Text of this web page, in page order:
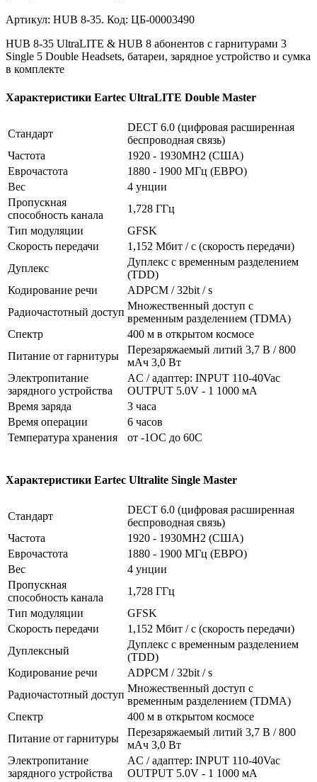
Артикул: HUB 8-35. Код: ЦБ-00003490
HUB 8-35 UltraLITE & HUB 8 абонентов с гарнитурами 3
Single 5 Double Headsets, батареи, зарядное устройство и сумка
в комплекте
Характеристики Eartec UltraLITE Double Master
Стандарт
DECT 6.0 (цифровая расширенная
беспроводная связь)
Частота
1920 - 1930MH2 (США)
Еврочастота
1880 - 1900 МГц (ЕВРО)
Вес
4 унции
Пропускная
способность канала
1,728 ГГц
Тип модуляции
GFSK
Скорость передачи
1,152 Мбит / с (скорость передачи)
Дуплекс
Дуплекс с временным разделением
(TDD)
Кодирование речи
ADPCM / 32bit / s
Радиочастотный доступ
Множественный доступ с
временным разделением (TDMA)
Спектр
400 м в открытом космосе
Питание от гарнитуры
Перезаряжаемый литий 3,7 В / 800
мАч 3,0 Вт
Электропитание
зарядного устройства
AC / адаптер: INPUT 110-40Vac
OUTPUT 5.0V - 1 1000 мА
Время заряда
3 часа
Время операции
6 часов
Температура хранения
от -1OC до 60C
Характеристики Eartec Ultralite Single Master
Стандарт
DECT 6.0 (цифровая расширенная
беспроводная связь)
Частота
1920 - 1930MH2 (США)
Еврочастота
1880 - 1900 МГц (ЕВРО)
Вес
4 унции
Пропускная
способность канала
1,728 ГГц
Тип модуляции
GFSK
Скорость передачи
1,152 Мбит / с (скорость передачи)
Дуплексный
Дуплекс с временным разделением
(TDD)
Кодирование речи
ADPCM / 32bit / s
Радиочастотный доступ
Множественный доступ с
временным разделением (TDMA)
Спектр
400 м в открытом космосе
Питание от гарнитуры
Перезаряжаемый литий 3,7 В / 800
мАч 3,0 Вт
Электропитание
зарядного устройства
AC / адаптер: INPUT 110-40Vac
OUTPUT 5.0V - 1 1000 мА